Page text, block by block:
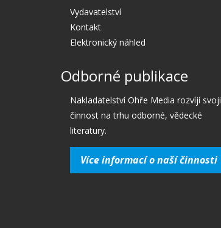
Vydavatelství
Kontakt
Elektronický náhled
Odborné publikace
Nakladatelství Ohře Media rozvíjí svoji
činnost na trhu odborné, vědecké
literatury.
Více informací o naší činnosti